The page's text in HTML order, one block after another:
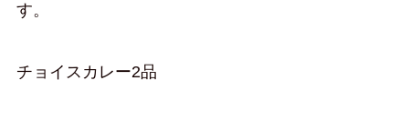
す。
チョイスカレー2品